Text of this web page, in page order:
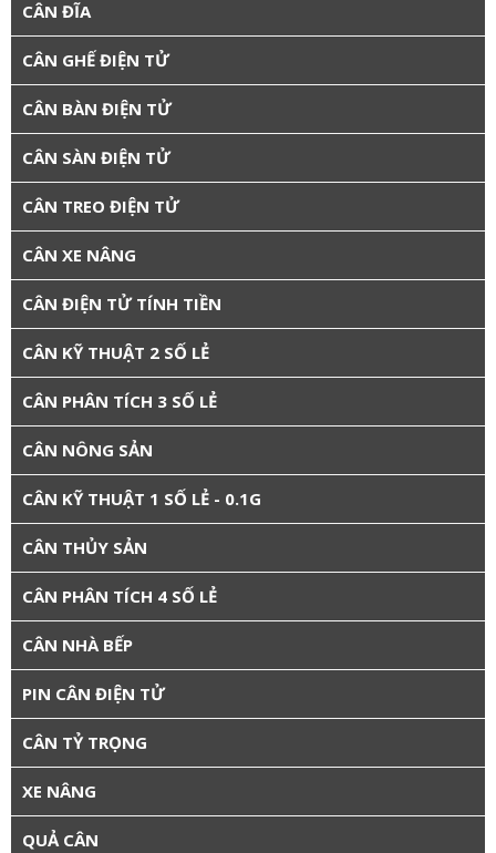
CÂN ĐĨA
CÂN GHẾ ĐIỆN TỬ
CÂN BÀN ĐIỆN TỬ
CÂN SÀN ĐIỆN TỬ
CÂN TREO ĐIỆN TỬ
CÂN XE NÂNG
CÂN ĐIỆN TỬ TÍNH TIỀN
CÂN KỸ THUẬT 2 SỐ LẺ
CÂN PHÂN TÍCH 3 SỐ LẺ
CÂN NÔNG SẢN
CÂN KỸ THUẬT 1 SỐ LẺ - 0.1G
CÂN THỦY SẢN
CÂN PHÂN TÍCH 4 SỐ LẺ
CÂN NHÀ BẾP
PIN CÂN ĐIỆN TỬ
CÂN TỶ TRỌNG
XE NÂNG
QUẢ CÂN